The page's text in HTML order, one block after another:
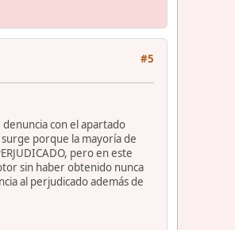
#5
con el apartado
surge porque la mayoría de
pero en este
sin haber obtenido nunca
al perjudicado además de